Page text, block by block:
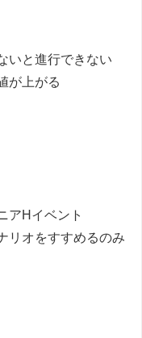
いと進行できない
が上がる
Hイベント
リオをすすめるのみ